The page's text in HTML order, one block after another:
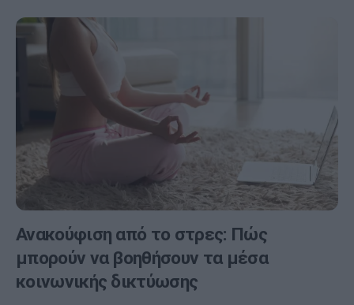
Ανακούφιση από το στρες: Πώς
μπορούν να βοηθήσουν τα μέσα
κοινωνικής δικτύωσης